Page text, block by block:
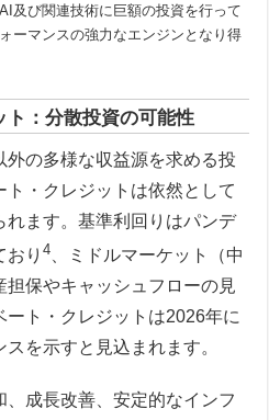
及び関連技術に巨額の投資を行って
ーマンスの強力なエンジンとなり得
ト：分散投資の可能性
の多様な収益源を求める投
・クレジットは依然として
れます。基準利回りはパンデ
おり4 、ミドルマーケット（中
保やキャッシュフローの見
ト・クレジットは2026年に
を示すと見込まれます。
成長改善、安定的なインフ